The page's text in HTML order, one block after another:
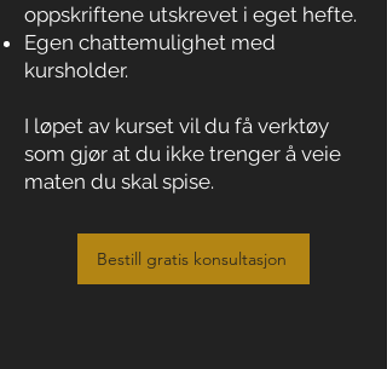
oppskriftene utskrevet i eget hefte.
Egen chattemulighet med
kursholder.
I løpet av kurset vil du få verktøy
som gjør at du ikke trenger å veie
maten du skal spise.
Bestill gratis konsultasjon